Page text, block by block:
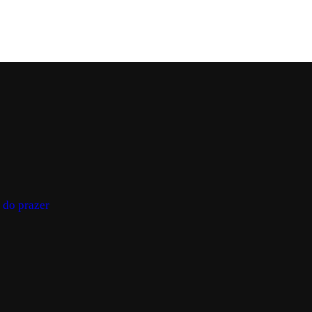
do prazer